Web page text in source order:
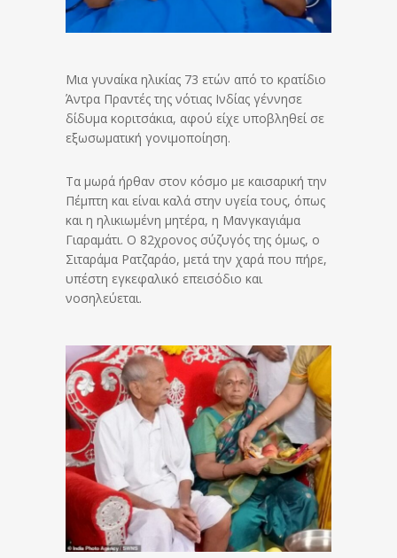
Μια γυναίκα ηλικίας 73 ετών από το κρατίδιο
Άντρα Πραντές της νότιας Ινδίας γέννησε
δίδυμα κοριτσάκια, αφού είχε υποβληθεί σε
εξωσωματική γονιμοποίηση.
Τα μωρά ήρθαν στον κόσμο με καισαρική την
Πέμπτη και είναι καλά στην υγεία τους, όπως
και η ηλικιωμένη μητέρα, η Μανγκαγιάμα
Γιαραμάτι. Ο 82χρονος σύζυγός της όμως, ο
Σιταράμα Ρατζαράο, μετά την χαρά που πήρε,
υπέστη εγκεφαλικό επεισόδιο και
νοσηλεύεται.